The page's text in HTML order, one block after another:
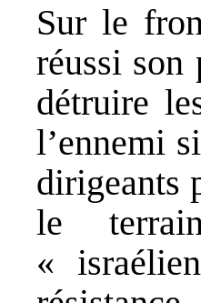
Sur le
réussi son
détruire
l’ennemi
dirigeants
le
«